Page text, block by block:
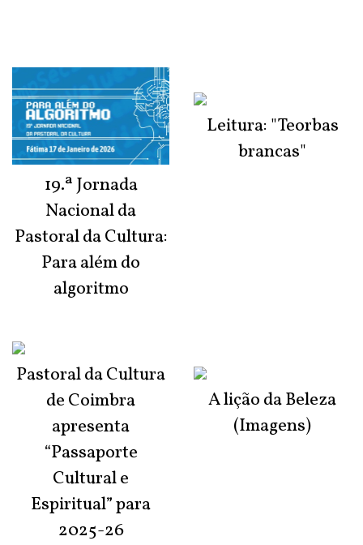
19.ª Jornada
Nacional da
Pastoral da Cultura:
Para além do
algoritmo
Pastoral da Cultura
de Coimbra
apresenta
“Passaporte
Cultural e
Espiritual” para
2025-26
Leitura: "Teorbas
brancas"
A lição da Beleza
(Imagens)